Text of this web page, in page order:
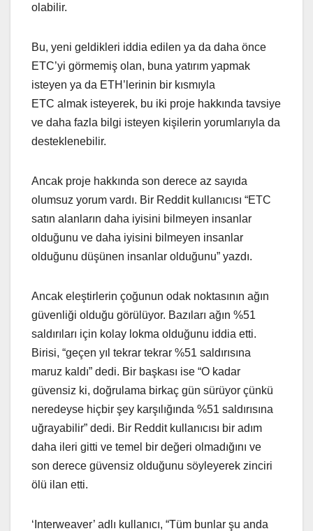
olabilir.
Bu, yeni geldikleri iddia edilen ya da daha önce
ETC’yi görmemiş olan, buna yatırım yapmak
isteyen ya da ETH’lerinin bir kısmıyla
ETC almak isteyerek, bu iki proje hakkında tavsiye
ve daha fazla bilgi isteyen kişilerin yorumlarıyla da
desteklenebilir.
Ancak proje hakkında son derece az sayıda
olumsuz yorum vardı. Bir Reddit kullanıcısı “ETC
satın alanların daha iyisini bilmeyen insanlar
olduğunu ve daha iyisini bilmeyen insanlar
olduğunu düşünen insanlar olduğunu” yazdı.
Ancak eleştirlerin çoğunun odak noktasının ağın
güvenliği olduğu görülüyor. Bazıları ağın %51
saldırıları için kolay lokma olduğunu iddia etti.
Birisi, “geçen yıl tekrar tekrar %51 saldırısına
maruz kaldı” dedi. Bir başkası ise “O kadar
güvensiz ki, doğrulama birkaç gün sürüyor çünkü
neredeyse hiçbir şey karşılığında %51 saldırısına
uğrayabilir” dedi. Bir Reddit kullanıcısı bir adım
daha ileri gitti ve temel bir değeri olmadığını ve
son derece güvensiz olduğunu söyleyerek zinciri
ölü ilan etti.
‘Interweaver’ adlı kullanıcı, “Tüm bunlar şu anda